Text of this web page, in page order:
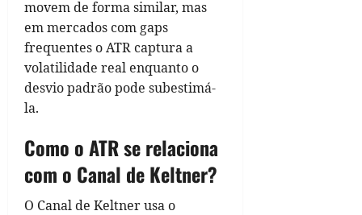
movem de forma similar, mas
em mercados com gaps
frequentes o ATR captura a
volatilidade real enquanto o
desvio padrão pode subestimá-
la.
Como o ATR se relaciona
com o Canal de Keltner?
O Canal de Keltner usa o